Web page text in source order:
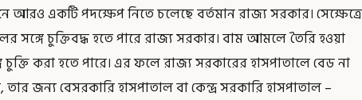
আরও একটি পদক্ষেপ নিতে চলেছে বর্তমান রাজ্য সরকার। সেক্ষেত্রে
সঙ্গে চুক্তিবদ্ধ হতে পারে রাজ্য সরকার। বাম আমলে তৈরি হওয়া
করা হতে পারে। এর ফলে রাজ্য সরকারের হাসপাতালে বেড না
জন্য বেসরকারি হাসপাতাল বা কেন্দ্র সরকারি হাসপাতাল –